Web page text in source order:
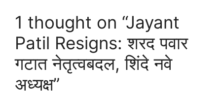
1 thought on “Jayant
Patil Resigns: शरद पवार
गटात नेतृत्वबदल, शिंदे नवे
अध्यक्ष”